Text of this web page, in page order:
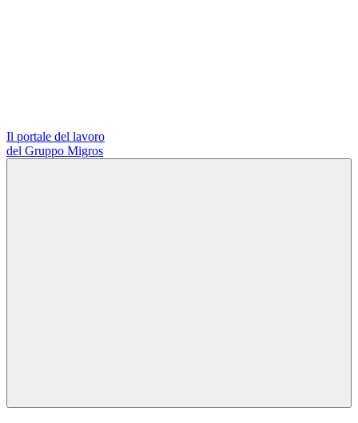
Il portale del lavoro
del Gruppo Migros